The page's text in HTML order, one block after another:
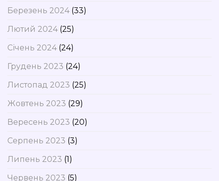
Березень 2024(33)
Лютий 2024(25)
Січень 2024(24)
Грудень 2023 (24)
Листопад 2023 (25)
Жовтень 2023 (29)
Вересень 2023 (20)
Серпень 2023 (3)
Липень 2023 (1)
Червень 2023 (5)